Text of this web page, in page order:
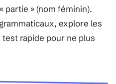
partie » (nom féminin).
explore les
rapide pour ne plus